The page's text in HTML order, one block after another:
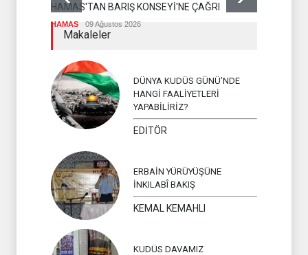
HAMAS'TAN BARIŞ KONSEYİ'NE ÇAĞRI
HAMAS 09 Ağustos 2026
Makaleler
DÜNYA KUDÜS GÜNÜ’NDE
HANGİ FAALİYETLERİ
YAPABİLİRİZ?
EDİTÖR
ERBAİN YÜRÜYÜŞÜNE
İNKILABÎ BAKIŞ
KEMAL KEMAHLI
KUDÜS DAVAMIZ